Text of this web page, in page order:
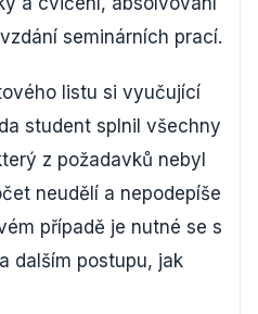
seminárních prací.
listu si vyučující
student splnil všechny
z požadavků nebyl
neudělí a nepodepíše
případě je nutné se s
dalším postupu, jak